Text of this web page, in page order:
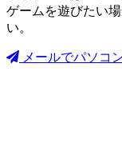
ゲームを遊びたい
い。
メールでパソコ